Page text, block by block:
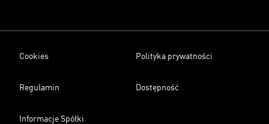
Cookies Polityka prywatności
Regulamin Dostępność
Informacje Spółki